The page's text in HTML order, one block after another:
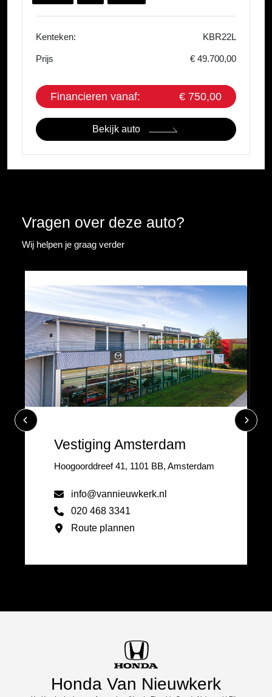
Kenteken: KBR22L
Prijs € 49.700,00
Financieren vanaf: € 750,00
Bekijk auto
Vragen over deze auto?
Wij helpen je graag verder
Vestiging Amsterdam
Hoogoorddreef 41, 1101 BB, Amsterdam
info@vannieuwkerk.nl
020 468 3341
Route plannen
Honda Van Nieuwkerk